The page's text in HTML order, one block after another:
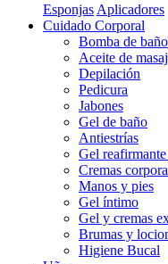
Esponjas Aplicadores
Cuidado Corporal
Bomba de baño
Aceite de
Depilación
Pedicura
Jabones
Gel de baño
Antiestrías
Gel
Cremas
Manos y pies
Gel íntimo
Gel y cremas
Brumas y
Higiene Bucal